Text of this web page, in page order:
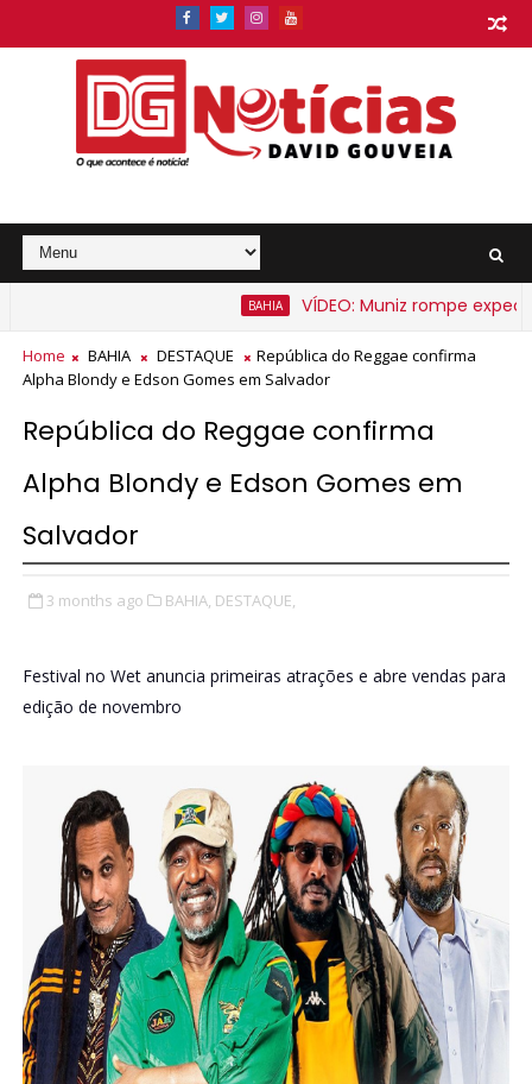
VÍDEO: Muniz rompe
na Bahia a partir de segunda-feira
Home BAHIA DESTAQUE
República do Reggae confirma
Alpha Blondy e Edson Gomes em Salvador
República do Reggae confirma
Alpha Blondy e Edson Gomes em
Salvador
3 months ago BAHIA, DESTAQUE,
Festival no Wet anuncia primeiras atrações e abre vendas para
edição de novembro